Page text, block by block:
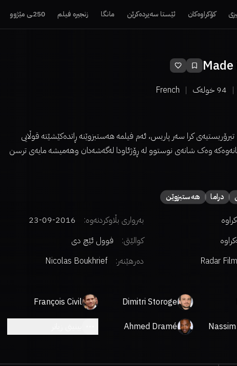
کۆکراوەکان ئێستا سەیردەکرێن مانگا زنجیرە فیلم 250ـی مێژوو
94 خولەک French
کرا سەر پاریس، ئەم فیلمە هەستبزوێنە ڕاتدەکێشێتە قوڵایی
وەک شانەی نوستوو لە ڕۆژئاودا لەگەشەدان وهەمیشە مایەی ترسن
دراما هەستبزوێن
بەرواری بڵاوکردنەوە:
2016-09-23
کوالێتی:
فوول ئێچ دی
Radar دەرهێنەر:
Nicolas Boukhrief
Dimitri Storoge
François Civil
Ahmed Dramé